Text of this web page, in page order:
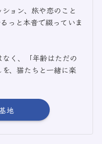
ョン、旅や恋のこと
っと本音で綴っていま
く、「年齢はただの
、猫たちと一緒に楽
地